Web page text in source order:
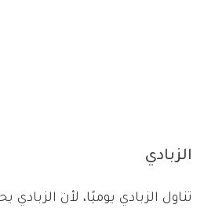
الزبادي
تناول الزبادي يوميًا، لأن